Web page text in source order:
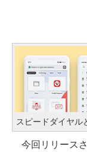
スピードダイヤル
今回リリース